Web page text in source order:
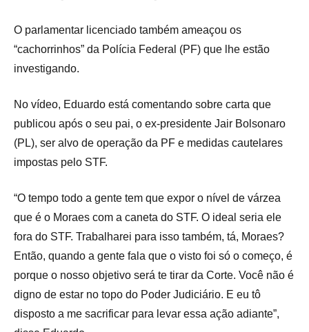
O parlamentar licenciado também ameaçou os
“cachorrinhos” da Polícia Federal (PF) que lhe estão
investigando.
No vídeo, Eduardo está comentando sobre carta que
publicou após o seu pai, o ex-presidente Jair Bolsonaro
(PL), ser alvo de operação da PF e medidas cautelares
impostas pelo STF.
“O tempo todo a gente tem que expor o nível de várzea
que é o Moraes com a caneta do STF. O ideal seria ele
fora do STF. Trabalharei para isso também, tá, Moraes?
Então, quando a gente fala que o visto foi só o começo, é
porque o nosso objetivo será te tirar da Corte. Você não é
digno de estar no topo do Poder Judiciário. E eu tô
disposto a me sacrificar para levar essa ação adiante”,